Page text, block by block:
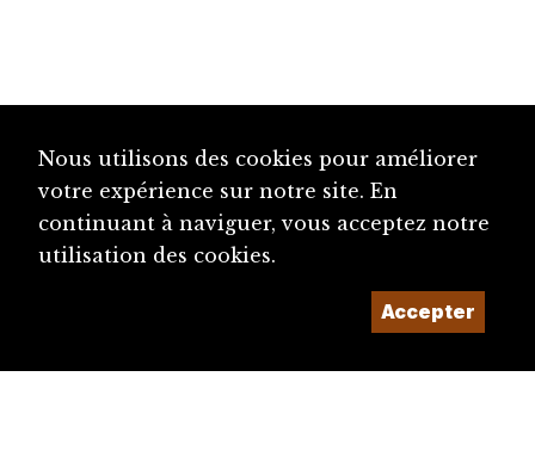
Nous utilisons des cookies pour améliorer
votre expérience sur notre site. En
continuant à naviguer, vous acceptez notre
utilisation des cookies.
Accepter